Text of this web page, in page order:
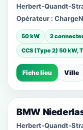
Herbert-Quandt-
Opérateur :
50 kW
2
CCS (Type 2) 50 kW,
Fiche lieu Ville
BMW
Herbert-Quandt-